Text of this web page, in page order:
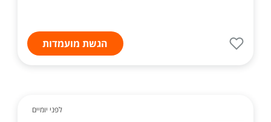
הגשת מועמדות
לפני יומיים